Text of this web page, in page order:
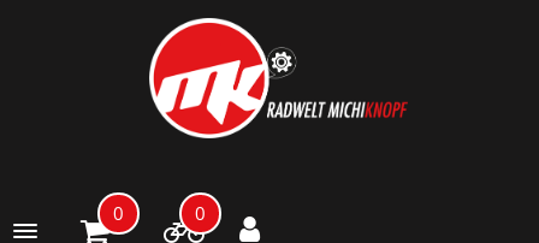
Toggle navigation
0 0